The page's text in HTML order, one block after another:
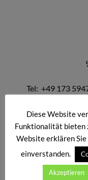
Tel: +49 173
Diese Website
Funktionalität bieten
Website erklären Sie
einverstanden.
Akzeptieren